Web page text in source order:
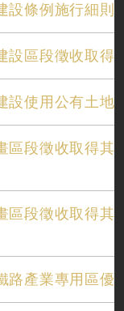
設條例施行細則
設區段徵收取得
設使用公有土地
區段徵收取得其
區段徵收取得其
路產業專用區優